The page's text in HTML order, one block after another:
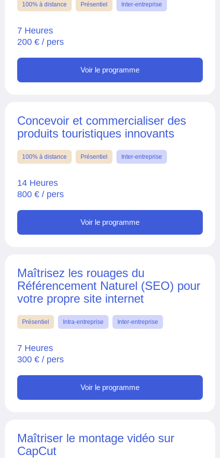
100% à distance Présentiel Inter-entreprise
7 Heures
200 € / pers
Voir le programme
Concevoir et commercialiser des
produits touristiques innovants
100% à distance Présentiel Inter-entreprise
14 Heures
800 € / pers
Voir le programme
Maîtrisez les rouages du
Référencement Naturel (SEO) pour
votre propre site internet
Présentiel Intra-entreprise Inter-entreprise
7 Heures
300 € / pers
Voir le programme
Maîtriser le montage vidéo sur
CapCut